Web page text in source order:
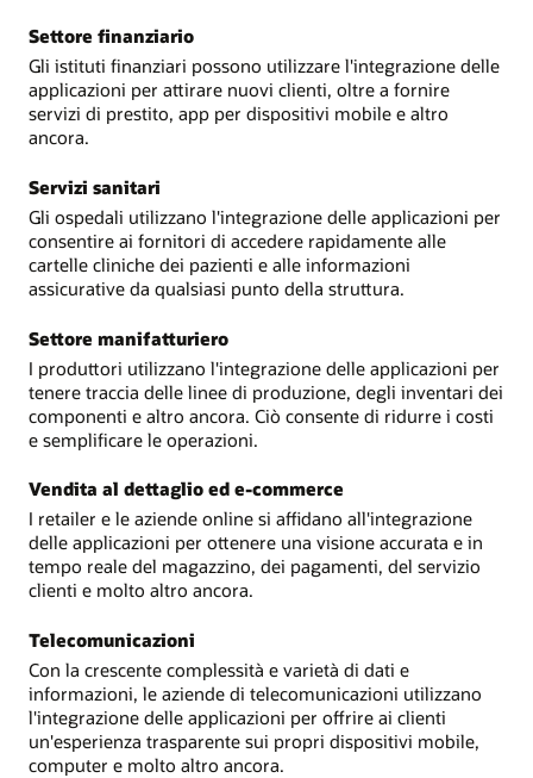
Settore finanziario
Gli istituti finanziari possono utilizzare l'integrazione delle
applicazioni per attirare nuovi clienti, oltre a fornire
servizi di prestito, app per dispositivi mobile e altro
ancora.
Servizi sanitari
Gli ospedali utilizzano l'integrazione delle applicazioni per
consentire ai fornitori di accedere rapidamente alle
cartelle cliniche dei pazienti e alle informazioni
assicurative da qualsiasi punto della struttura.
Settore manifatturiero
I produttori utilizzano l'integrazione delle applicazioni per
tenere traccia delle linee di produzione, degli inventari dei
componenti e altro ancora. Ciò consente di ridurre i costi
e semplificare le operazioni.
Vendita al dettaglio ed e-commerce
I retailer e le aziende online si affidano all'integrazione
delle applicazioni per ottenere una visione accurata e in
tempo reale del magazzino, dei pagamenti, del servizio
clienti e molto altro ancora.
Telecomunicazioni
Con la crescente complessità e varietà di dati e
informazioni, le aziende di telecomunicazioni utilizzano
l'integrazione delle applicazioni per offrire ai clienti
un'esperienza trasparente sui propri dispositivi mobile,
computer e molto altro ancora.